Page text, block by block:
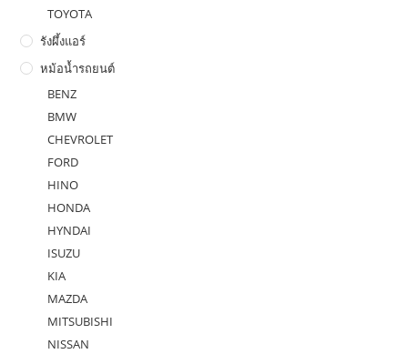
TOYOTA
รังผึ้งแอร์
หม้อน้ำรถยนต์
BENZ
BMW
CHEVROLET
FORD
HINO
HONDA
HYNDAI
ISUZU
KIA
MAZDA
MITSUBISHI
NISSAN